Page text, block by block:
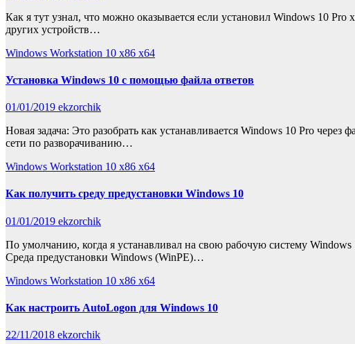
Как я тут узнал, что можно оказывается если установил Windows 10
других устройств…
Windows Workstation 10 x86 x64
Установка Windows 10 с помощью файла ответов
01/01/2019 ekzorchik
Новая задача: Это разобрать как устанавливается Windows 10 Pro
сети по разворачиванию…
Windows Workstation 10 x86 x64
Как получить среду предустановки Windows 10
01/01/2019 ekzorchik
По умолчанию, когда я устанавливал на свою рабочую систему
Среда предустановки Windows (WinPE)…
Windows Workstation 10 x86 x64
Как настроить AutoLogon для Windows 10
22/11/2018 ekzorchik